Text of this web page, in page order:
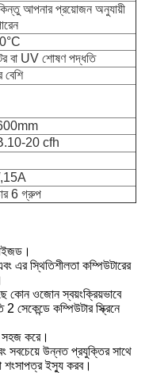
আপনার প্রয়োজন অনুযায়ী
বা UV শোষণ পদ্ধতি
বেশি
20 cfh
6 গ্রুপ
এর স্থিতিশীলতা কম্পিউটারের
কোন ওজোন স্বয়ংক্রিয়ভাবে
সেকেন্ডে কম্পিউটার স্ক্রিনে
সহজ করে।
সবচেয়ে উন্নত প্রযুক্তির সাথে
শংসাপত্র ইস্যু করব।